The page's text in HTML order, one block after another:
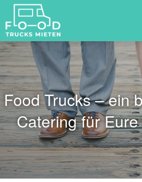
Suchen
nach:
Food Trucks – ein
Catering für